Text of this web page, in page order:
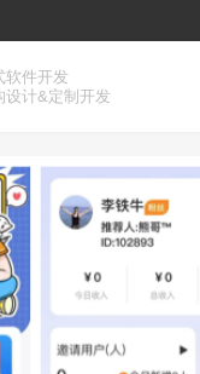
软件开发
设计&定制开发